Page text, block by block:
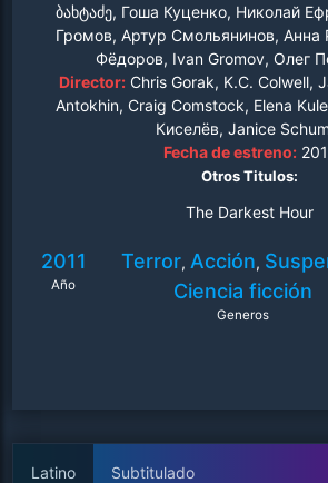
alienígena.
ბახტაძე, Гоша Куценко, Николай
Громов, Артур Смольянинов, Анна
Фёдоров, Ivan Gromov, Олег
Director: Chris Gorak, K.C. Colwell,
Antokhin, Craig Comstock, Elena
Киселёв, Janice
Fecha de estreno:
Otros Titulos:
The Darkest Hour
2011
Año
Terror, Acción,
Ciencia ficción
Generos
Latino Subtitulado